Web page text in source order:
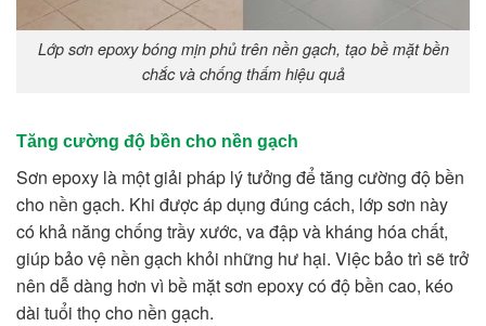
Lớp sơn epoxy bóng mịn phủ trên nền gạch, tạo bề mặt bền
chắc và chống thấm hiệu quả
Tăng cường độ bền cho nền gạch
Sơn epoxy là một giải pháp lý tưởng để tăng cường độ bền
cho nền gạch. Khi được áp dụng đúng cách, lớp sơn này
có khả năng chống trầy xước, va đập và kháng hóa chất,
giúp bảo vệ nền gạch khỏi những hư hại. Việc bảo trì sẽ trở
nên dễ dàng hơn vì bề mặt sơn epoxy có độ bền cao, kéo
dài tuổi thọ cho nền gạch.